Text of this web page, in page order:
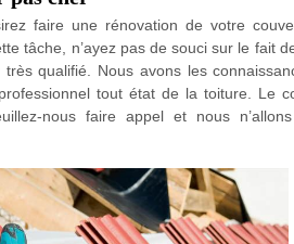
faire une rénovation de votre
tâche, n’ayez pas de souci sur le fait
très qualifié. Nous avons les
tout état de la toiture. Le
nous faire appel et nous